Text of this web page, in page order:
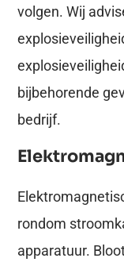
volgen. Wij
bijbehorende
bedrijf.
rondom
apparatuur.